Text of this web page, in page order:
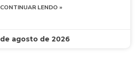
CONTINUAR LENDO »
agosto de 2026